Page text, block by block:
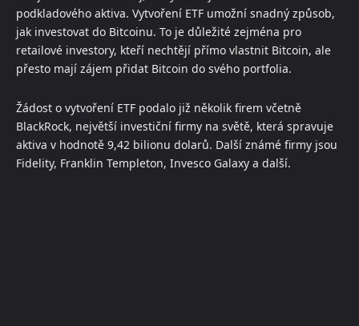
podkladového aktiva. Vytvoření ETF umožní snadný způsob,
jak investovat do Bitcoinu. To je důležité zejména pro
retailové investory, kteří nechtějí přímo vlastnit Bitcoin, ale
přesto mají zájem přidat Bitcoin do svého portfolia.
Žádost o vytvoření ETF podalo již několik firem včetně
BlackRock, největší investiční firmy na světě, která spravuje
aktiva v hodnotě 9,42 bilionu dolarů. Další známé firmy jsou
Fidelity, Franklin Templeton, Invesco Galaxy a další.